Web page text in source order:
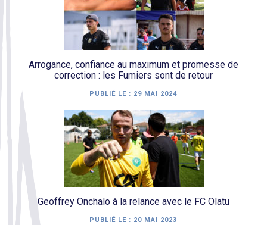
Arrogance, confiance au maximum et promesse de
correction : les Fumiers sont de retour
PUBLIÉ LE : 29 MAI 2024
Geoffrey Onchalo à la relance avec le FC Olatu
PUBLIÉ LE : 20 MAI 2023